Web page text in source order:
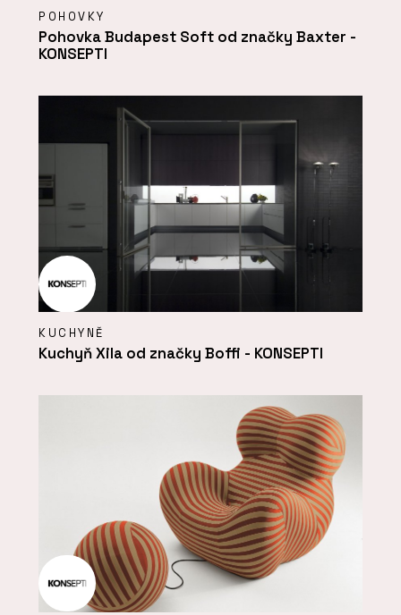
POHOVKY
Pohovka Budapest Soft od značky Baxter -
KONSEPTI
KUCHYNĚ
Kuchyň Xila od značky Boffi - KONSEPTI